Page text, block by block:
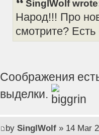
SinglWolf
Народ!!! Про
смотрите?
Соображения
выделки.
by SinglWolf» 14 Mar